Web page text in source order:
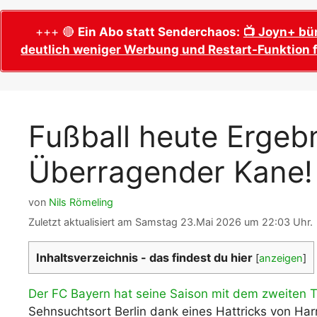
Wer wird Fußball-Weltmeister 2026?
Alle WM 2026 Trainer
Alle Fußball Weltmeister
Adidas Trionda: offizielle WM 2026
Spielball
Alle Nationalspieler der FIFA Fußball WM
2026
WM 2026 Qualifikation in Europa: Tabelle
& Spielplan
WM 2026
Termine,
WM 2026
WM 2026
WM 2026
Spielort
Weltmeister,
Fußball WM
Ausfüllen &
Fußball WM
PDF zum
+++ 🔴 Ein Abo statt Senderchaos: 📺 Joyn+
deutlich weniger Werbung und Restart-
Fußball heute
Überragender Kane!
von Nils Römeling
Zuletzt aktualisiert am Samstag 23.Mai 2026 um 22:03 Uhr.
Inhaltsverzeichnis - das findest du hier [anzeigen]
Der FC Bayern hat seine Saison mit dem zweiten
Sehnsuchtsort Berlin dank eines Hattricks von